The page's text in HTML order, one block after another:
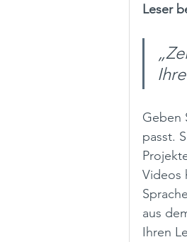
Leser
Geben
passt.
Videos
aus
Ihren